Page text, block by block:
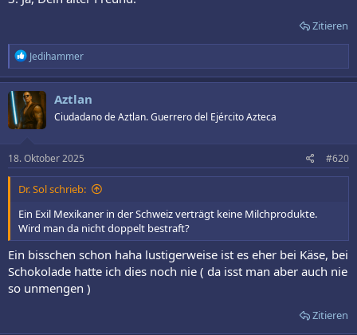
Zitieren
R
e
a
k
t
i
o
e
n
Jedihammer
Aztlan
Ciudadano de Aztlan. Guerrero del Ejército Azteca
18. Oktober 2025 #620
Dr. Sol schrieb:
Ein Exil Mexikaner in der Schweiz verträgt keine Milchprodukte.
Wird man da nicht doppelt bestraft?
Ein bisschen schon haha lustigerweise ist es eher bei Käse, bei
Schokolade hatte ich dies noch nie ( da isst man aber auch nie
so unmengen )
Zitieren